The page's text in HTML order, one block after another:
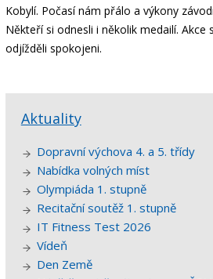
objednání obědů
Kobylí. Počasí nám přálo a výkony
Někteří si odnesli i několik medailí. Akce
odjížděli spokojeni.
Aktuality
Dopravní výchova 4. a 5. třídy
Nabídka volných míst
Olympiáda 1. stupně
Recitační soutěž 1. stupně
IT Fitness Test 2026
Vídeň
Den Země